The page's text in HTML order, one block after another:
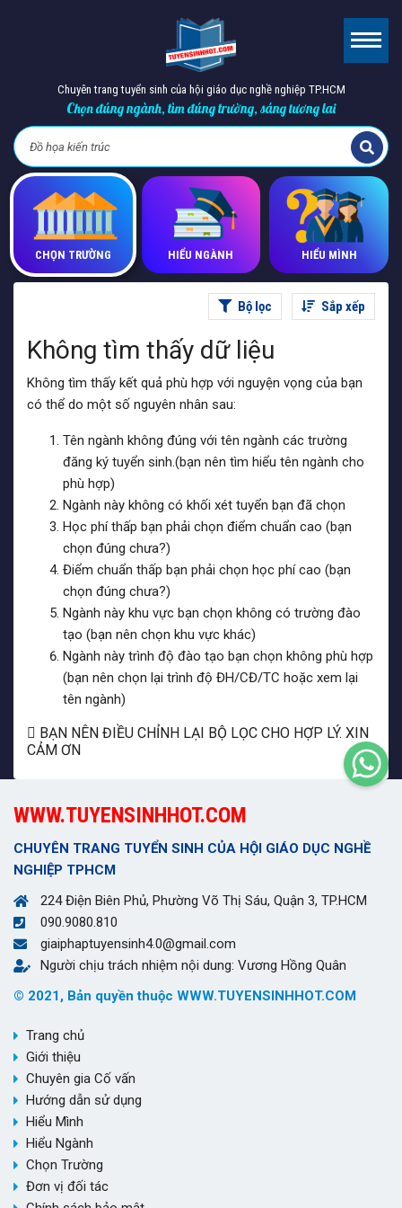
Chuyên trang tuyển sinh của hội giáo dục nghề nghiệp TP.HCM
Chọn đúng ngành, tìm đúng trường, sáng tương lai
HIỂU MÌNH
HIỂU NGÀNH
CHỌN TRƯỜNG
Bộ lọc Sắp xếp
Không tìm thấy dữ liệu
Không tìm thấy kết quả phù hợp với nguyện vọng của bạn
có thể do một số nguyên nhân sau:
Tên ngành không đúng với tên ngành các trường
đăng ký tuyển sinh.(bạn nên tìm hiểu tên ngành cho
phù hợp)
Ngành này không có khối xét tuyển bạn đã chọn
Học phí thấp bạn phải chọn điểm chuẩn cao (bạn
chọn đúng chưa?)
Điểm chuẩn thấp bạn phải chọn học phí cao (bạn
chọn đúng chưa?)
Ngành này khu vực bạn chọn không có trường đào
tạo (bạn nên chọn khu vực khác)
Ngành này trình độ đào tạo bạn chọn không phù hợp
(bạn nên chọn lại trình độ ĐH/CĐ/TC hoặc xem lại
tên ngành)
BẠN NÊN ĐIỀU CHỈNH LẠI BỘ LỌC CHO HỢP LÝ. XIN
CẢM ƠN
WWW.TUYENSINHHOT.COM
CHUYÊN TRANG TUYỂN SINH CỦA HỘI GIÁO DỤC NGHỀ
NGHIỆP TPHCM
224 Điện Biên Phủ, Phường Võ Thị Sáu, Quận 3, TP.HCM
090.9080.810
giaiphaptuyensinh4.0@gmail.com
Người chịu trách nhiệm nội dung: Vương Hồng Quân
© 2021, Bản quyền thuộc WWW.TUYENSINHHOT.COM
Trang chủ
Giới thiệu
Chuyên gia Cố vấn
Hướng dẫn sử dụng
Hiểu Mình
Hiểu Ngành
Chọn Trường
Đơn vị đối tác